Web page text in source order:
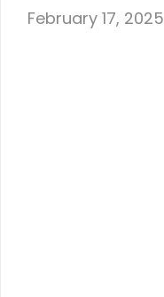
February 17, 2025